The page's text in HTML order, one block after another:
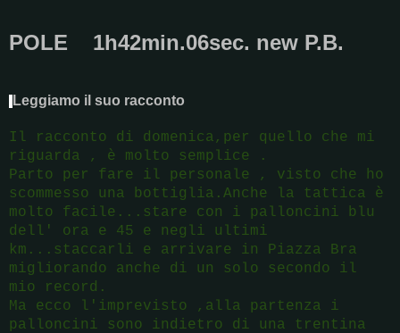
POLE 1h42min.06sec. new P.B.
Leggiamo il suo racconto
Il racconto di domenica,per quello che mi
riguarda , è molto semplice .
Parto per fare il personale , visto che ho
scommesso una bottiglia.Anche la tattica è
molto facile...stare con i palloncini blu
dell' ora e 45 e negli ultimi
km...staccarli e arrivare in Piazza Bra
migliorando anche di un solo secondo il
mio record.
Ma ecco l'imprevisto ,alla partenza i
palloncini sono indietro di una trentina